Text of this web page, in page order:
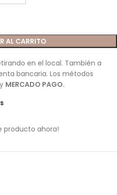
AL CARRITO
en el local. También a
bancaria. Los métodos
MERCADO PAGO.
producto ahora!